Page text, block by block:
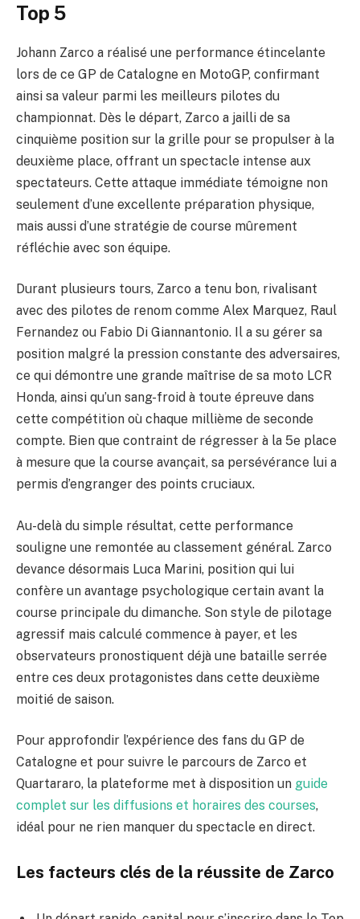
Top 5
Johann Zarco a réalisé une performance étincelante
lors de ce GP de Catalogne en MotoGP, confirmant
ainsi sa valeur parmi les meilleurs pilotes du
championnat. Dès le départ, Zarco a jailli de sa
cinquième position sur la grille pour se propulser à la
deuxième place, offrant un spectacle intense aux
spectateurs. Cette attaque immédiate témoigne non
seulement d’une excellente préparation physique,
mais aussi d’une stratégie de course mûrement
réfléchie avec son équipe.
Durant plusieurs tours, Zarco a tenu bon, rivalisant
avec des pilotes de renom comme Alex Marquez, Raul
Fernandez ou Fabio Di Giannantonio. Il a su gérer sa
position malgré la pression constante des adversaires,
ce qui démontre une grande maîtrise de sa moto LCR
Honda, ainsi qu’un sang-froid à toute épreuve dans
cette compétition où chaque millième de seconde
compte. Bien que contraint de régresser à la 5e place
à mesure que la course avançait, sa persévérance lui a
permis d’engranger des points cruciaux.
Au-delà du simple résultat, cette performance
souligne une remontée au classement général. Zarco
devance désormais Luca Marini, position qui lui
confère un avantage psychologique certain avant la
course principale du dimanche. Son style de pilotage
agressif mais calculé commence à payer, et les
observateurs pronostiquent déjà une bataille serrée
entre ces deux protagonistes dans cette deuxième
moitié de saison.
Pour approfondir l’expérience des fans du GP de
Catalogne et pour suivre le parcours de Zarco et
Quartararo, la plateforme met à disposition un guide
complet sur les diffusions et horaires des courses,
idéal pour ne rien manquer du spectacle en direct.
Les facteurs clés de la réussite de Zarco